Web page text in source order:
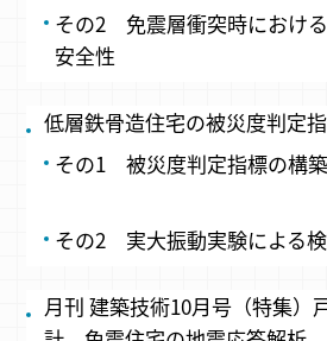
その2 免震層衝突時におけ
安全性
低層鉄骨造住宅の被災度判定
その1 被災度判定指標の構築
その2 実大振動実験による
月刊 建築技術10月号（特集）